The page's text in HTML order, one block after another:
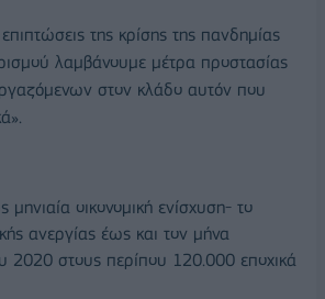
επιπτώσεις της κρίσης της πανδημίας
λαμβάνουμε μέτρα προστασίας
στον κλάδο αυτόν που
οικονομική ενίσχυση- το
ανεργίας έως και τον μήνα
2020 στους περίπου 120.000 εποχικά